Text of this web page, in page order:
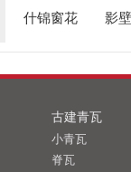
什锦窗花 影
古建青瓦
小青瓦
脊瓦